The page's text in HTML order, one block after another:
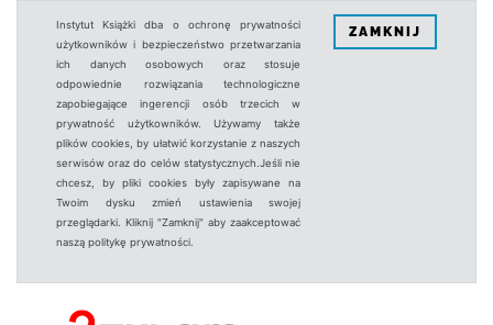
Instytut Książki dba o ochronę prywatności
użytkowników i bezpieczeństwo przetwarzania
ich danych osobowych oraz stosuje
odpowiednie rozwiązania technologiczne
zapobiegające ingerencji osób trzecich w
prywatność użytkowników. Używamy także
plików cookies, by ułatwić korzystanie z naszych
serwisów oraz do celów statystycznych.Jeśli nie
chcesz, by pliki cookies były zapisywane na
Twoim dysku zmień ustawienia swojej
przeglądarki. Kliknij "Zamknij" aby zaakceptować
naszą politykę prywatności.
ZAMKNIJ